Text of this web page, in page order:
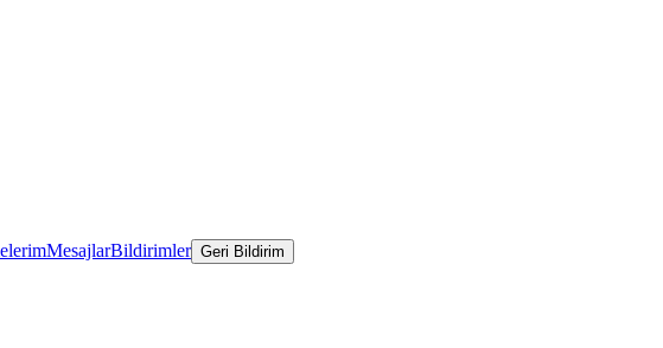
MesajlarBildirimler Geri Bildirim